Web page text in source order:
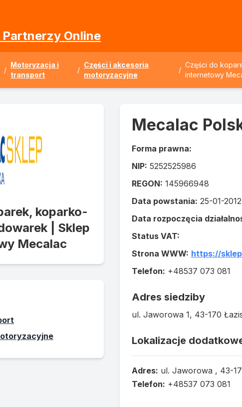
Online
/
Motoryzacja i
transport
/
Części i akcesoria
motoryzacyjne
/
Części do
internetowy
koparko-
| Sklep
Mecalac
Mecalac
Forma prawna:
NIP: 5252525986
REGON: 145966948
Data powstania: 25-01-2012
Data rozpoczęcia
Status VAT:
Strona WWW: https://
Telefon: +48537 073 081
Adres siedziby
ul. Jaworowa 1, 43-170
Lokalizacje
Adres: ul. Jaworowa , 43-
Telefon: +48537 073 081